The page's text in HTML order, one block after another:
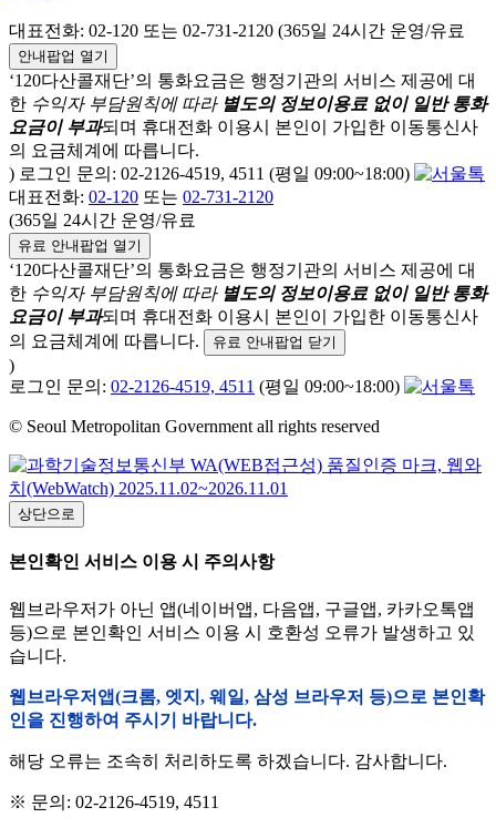
대표전화: 02-120 또는 02-731-2120 (365일 24시간 운영/유료
안내팝업 열기
‘120다산콜재단’의 통화요금은 행정기관의 서비스 제공에 대
한 수익자 부담원칙에 따라 별도의 정보이용료 없이 일반 통화
요금이 부과되며 휴대전화 이용시 본인이 가입한 이동통신사
의 요금체계에 따릅니다.
) 로그인 문의: 02-2126-4519, 4511 (평일 09:00~18:00)
대표전화: 02-120 또는 02-731-2120
(365일 24시간 운영/유료
유료 안내팝업 열기
‘120다산콜재단’의 통화요금은 행정기관의 서비스 제공에 대
한 수익자 부담원칙에 따라 별도의 정보이용료 없이 일반 통화
요금이 부과되며 휴대전화 이용시 본인이 가입한 이동통신사
의 요금체계에 따릅니다.
유료 안내팝업 닫기
)
로그인 문의: 02-2126-4519, 4511 (평일 09:00~18:00)
© Seoul Metropolitan Government all rights reserved
상단으로
본인확인 서비스 이용 시 주의사항
웹브라우저가 아닌 앱(네이버앱, 다음앱, 구글앱, 카카오톡앱
등)으로 본인확인 서비스 이용 시 호환성 오류가 발생하고 있
습니다.
웹브라우저앱(크롬, 엣지, 웨일, 삼성 브라우저 등)으로 본인확
인을 진행하여 주시기 바랍니다.
해당 오류는 조속히 처리하도록 하겠습니다. 감사합니다.
※ 문의: 02-2126-4519, 4511